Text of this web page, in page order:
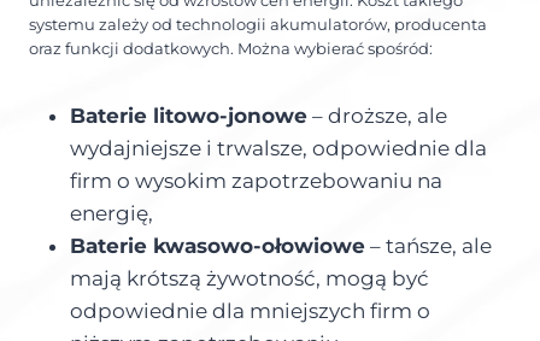
systemu zależy od technologii akumulatorów, producenta
oraz funkcji dodatkowych. Można wybierać spośród:
Baterie litowo-jonowe – droższe, ale
wydajniejsze i trwalsze, odpowiednie dla
firm o wysokim zapotrzebowaniu na
energię,
Baterie kwasowo-ołowiowe – tańsze, ale
mają krótszą żywotność, mogą być
odpowiednie dla mniejszych firm o